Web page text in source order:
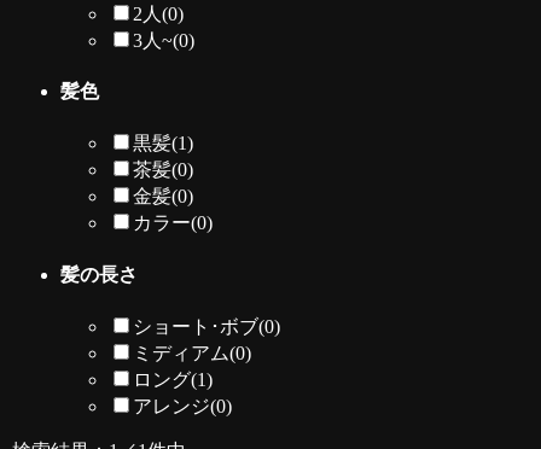
2人(0)
3人~(0)
髪色
黒髪(1)
茶髪(0)
金髪(0)
カラー(0)
髪の長さ
ショート･ボブ(0)
ミディアム(0)
ロング(1)
アレンジ(0)